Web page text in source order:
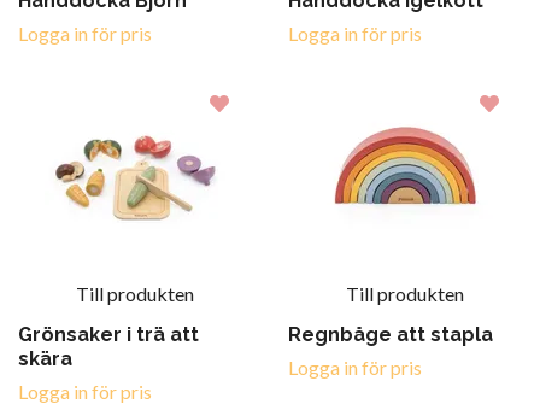
Logga in för pris
Logga in för pris
Till produkten
Grönsaker i trä att
skära
Logga in för pris
Till produkten
Regnbåge att stapla
Logga in för pris